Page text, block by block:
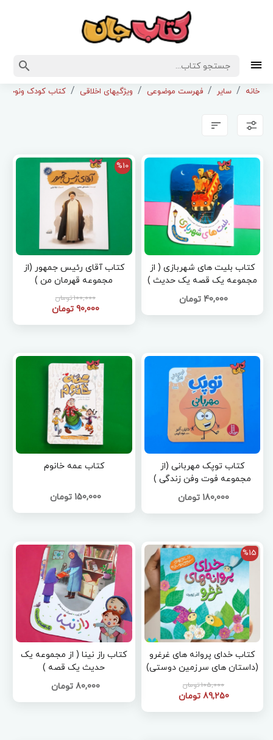
خانه سایر فهرست موضوعی ویژگیهای اخلاقی کتاب کودک ونوجوان
کتاب بلیت های شهربازی ( از
مجموعه یک قصه یک حدیث )
40,000 تومان
%10
کتاب آقای رئیس جمهور (از
مجموعه قهرمان من )
100,000 تومان
90,000 تومان
کتاب توپک مهربانی (از
مجموعه فوت وفن زندگی )
180,000 تومان
کتاب عمه خانوم
150,000 تومان
%15
کتاب خدای پروانه های غرغرو
(داستان های سرزمین دوستی)
105,000 تومان
89,250 تومان
کتاب راز نینا ( از مجموعه یک
حدیث یک قصه )
80,000 تومان